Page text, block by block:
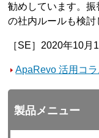
勧めしています。
の社内ルールも検討
［SE］2020年10月
ApaRevo 活用コ
製品メニュー